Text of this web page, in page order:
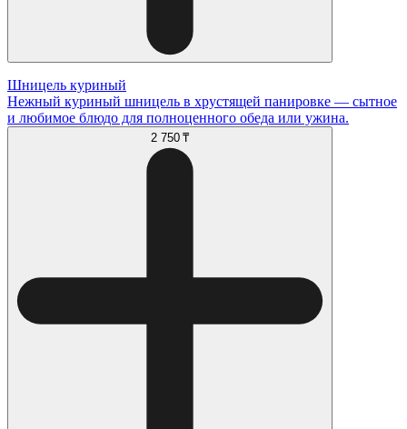
Шницель куриный
Нежный куриный шницель в хрустящей панировке — сытное
и любимое блюдо для полноценного обеда или ужина.
2 750 ₸